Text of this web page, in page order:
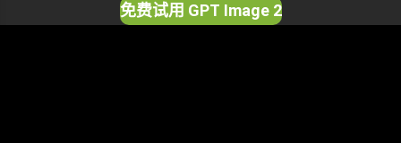
免费试用 GPT Image 2